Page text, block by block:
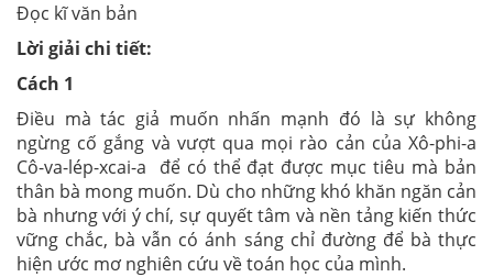
Đọc kĩ văn bản
Lời giải chi tiết:
Cách 1
Điều mà tác giả muốn nhấn mạnh đó là sự không
ngừng cố gắng và vượt qua mọi rào cản của Xô-phi-a
Cô-va-lép-xcai-a để có thể đạt được mục tiêu mà bản
thân bà mong muốn. Dù cho những khó khăn ngăn cản
bà nhưng với ý chí, sự quyết tâm và nền tảng kiến thức
vững chắc, bà vẫn có ánh sáng chỉ đường để bà thực
hiện ước mơ nghiên cứu về toán học của mình.